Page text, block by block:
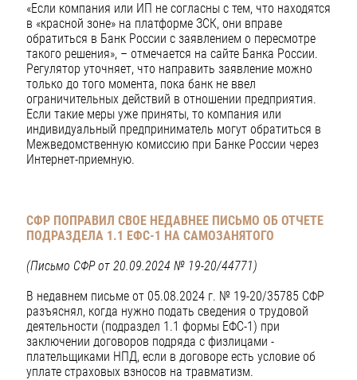
«Если компания или ИП не согласны с тем, что находятся
в «красной зоне» на платформе ЗСК, они вправе
обратиться в Банк России с заявлением о пересмотре
такого решения», – отмечается на сайте Банка России.
Регулятор уточняет, что направить заявление можно
только до того момента, пока банк не ввел
ограничительных действий в отношении предприятия.
Если такие меры уже приняты, то компания или
индивидуальный предприниматель могут обратиться в
Межведомственную комиссию при Банке России через
Интернет-приемную.
СФР ПОПРАВИЛ СВОЕ НЕДАВНЕЕ ПИСЬМО ОБ ОТЧЕТЕ
ПОДРАЗДЕЛА 1.1 ЕФС-1 НА САМОЗАНЯТОГО
(Письмо СФР от 20.09.2024 № 19-20/44771)
В недавнем письме от 05.08.2024 г. № 19-20/35785 СФР
разъяснял, когда нужно подать сведения о трудовой
деятельности (подраздел 1.1 формы ЕФС-1) при
заключении договоров подряда с физлицами -
плательщиками НПД, если в договоре есть условие об
уплате страховых взносов на травматизм.